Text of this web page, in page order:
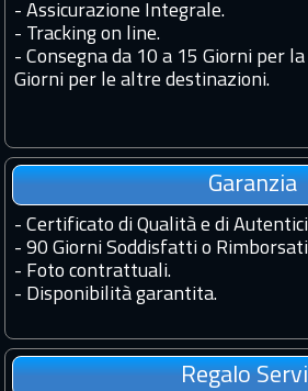
- Assicurazione Integrale.
- Tracking on line.
- Consegna da 10 a 15 Giorni per
Giorni per le altre destinazioni.
Garanzia
- Certificato di Qualità e di
- 90 Giorni Soddisfatti o
- Foto contrattuali.
- Disponibilità garantita.
Regalo